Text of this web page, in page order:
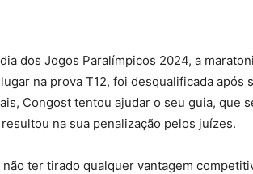
dos Jogos Paralímpicos 2024, a
na prova T12, foi desqualificada após
Congost tentou ajudar o seu guia, que
na sua penalização pelos juízes.
ter tirado qualquer vantagem